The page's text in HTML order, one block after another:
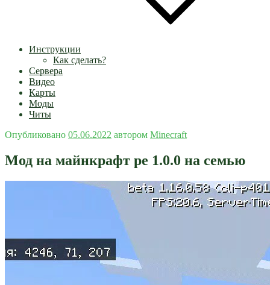
Инструкции
Как сделать?
Сервера
Видео
Карты
Моды
Читы
Опубликовано 05.06.2022 автором Minecraft
Мод на майнкрафт pe 1.0.0 на семью